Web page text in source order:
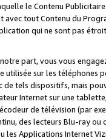
le Contenu
avec tout Contenu du
qui ne sont pas
part, vous vous
utilisée sur les téléphones
de tels dispositifs, mais
Internet sur une
de télévision (par
des lecteurs Blu-ray
les Applications Internet